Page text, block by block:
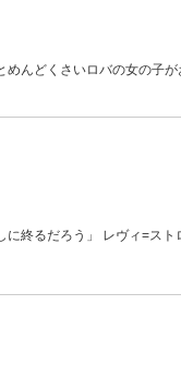
めんどくさいロバの女の子
に終るだろう」 レヴィ=ス